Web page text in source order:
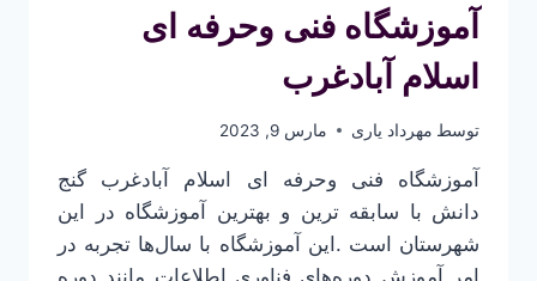
آموزشگاه فنی ­و­حرفه­ ای
اسلام­ آباد­غرب
توسط مهرداد یاری مارس 9, 2023
آموزشگاه فنی ­و­حرفه­ ای اسلام آبادغرب گنج
دانش با سابقه ترین و بهترین آموزشگاه در این
شهرستان است .این آموزشگاه با سال‌ها تجربه در
امر آموزش دوره‌های فناوری اطلاعات مانند دوره